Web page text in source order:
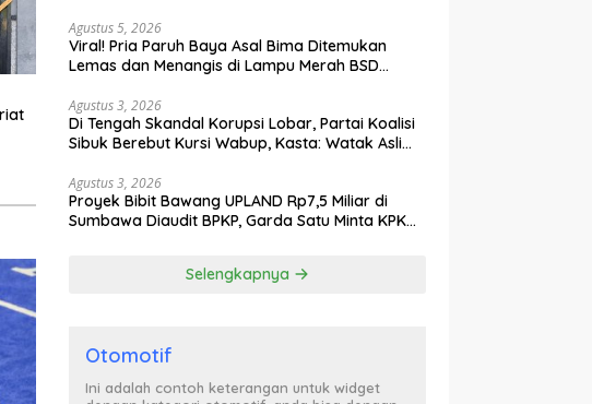
Agustus 5, 2026
Viral! Pria Paruh Baya Asal Bima Ditemukan
Lemas dan Menangis di Lampu Merah BSD
Agustus 3, 2026
Di Tengah Skandal Korupsi Lobar, Partai Koalisi
Sibuk Berebut Kursi Wabup, Kasta: Watak Asli
Agustus 3, 2026
Proyek Bibit Bawang UPLAND Rp7,5 Miliar di
Sumbawa Diaudit BPKP, Garda Satu Minta KPK
Selengkapnya
Otomotif
Ini adalah contoh keterangan untuk widget